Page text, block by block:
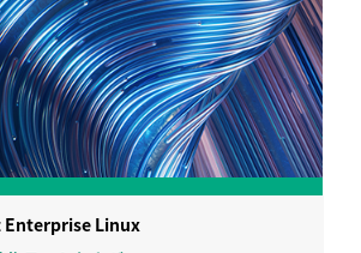
Enterprise Linux